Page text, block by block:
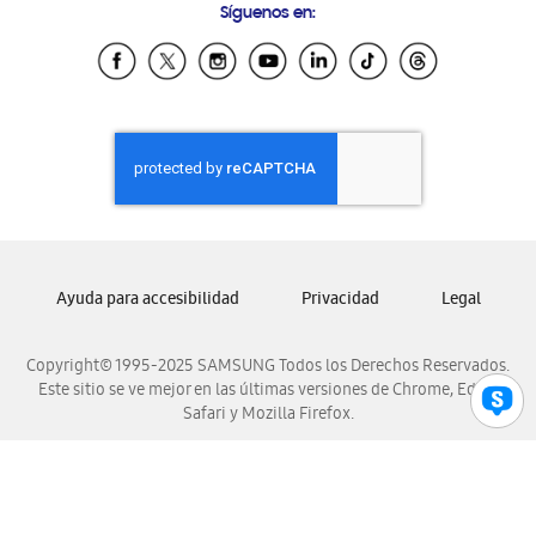
Samsung Ecuador
Samsung El Salvador
Samsung Honduras
Samsung Nicaragua
Samsung Panamá
Samsung Venezuela
Síguenos en:
Copyright© 1995-2025 SAMSUNG Todos los Derechos Reservados.
Este sitio se ve mejor en las últimas versiones de Chrome, Edge,
Safari y Mozilla Firefox.
Ayuda para accesibilidad Privacidad Legal